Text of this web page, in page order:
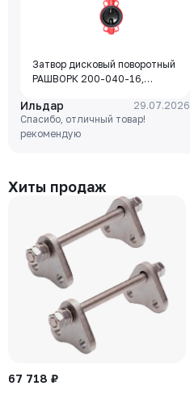
Затвор дисковый поворотный
РАШВОРК 200-040-16,
250 (GG25), диск - GJS-400-
15 (GGG40), уплотнение -
EPDM, М/Ф, рукоятка
Ильдар
29.07.2026
Спасибо, отличный товар!
рекомендую
Хиты продаж
67 718 ₽